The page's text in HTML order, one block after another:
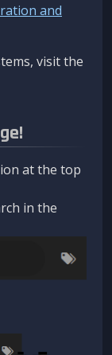
and
visit the
at the top
in the